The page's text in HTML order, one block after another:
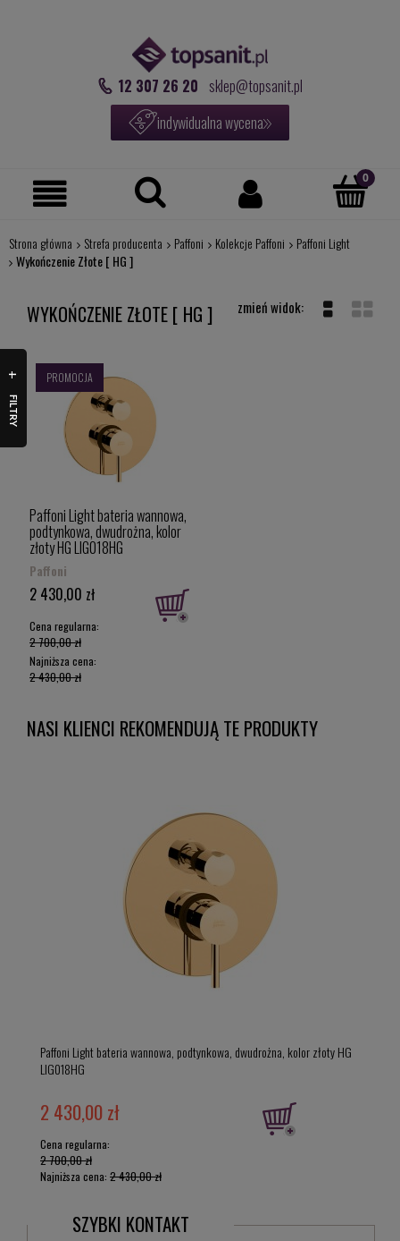
12 307 26 20 sklep@topsanit.pl
indywidualna wycena
Strona główna Strefa producenta Paffoni Kolekcje Paffoni
Paffoni Light
Wykończenie Złote [ HG ]
WYKOŃCZENIE ZŁOTE [ HG ]
Paffoni Light bateria wannowa,
podtynkowa, dwudrożna, kolor
złoty HG LIG018HG
Paffoni
2 430,00 zł
Cena regularna:
2 700,00 zł
Najniższa cena:
2 430,00 zł
PROMOCJA
NASI KLIENCI REKOMENDUJĄ TE PRODUKTY
Paffoni Light bateria wannowa, podtynkowa, dwudrożna, kolor złoty HG
LIG018HG
2 430,00 zł
Cena regularna:
2 700,00 zł
Najniższa cena: 2 430,00 zł
SZYBKI KONTAKT
FILTRY